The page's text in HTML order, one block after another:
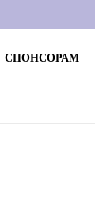
СПОНСОРАМ